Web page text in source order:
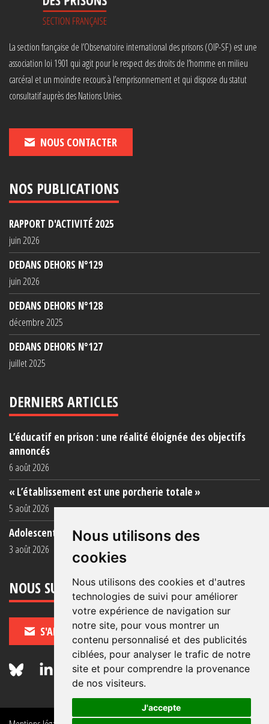
Nous utilisons des
cookies
Nous utilisons des cookies et d'autres
technologies de suivi pour améliorer
votre expérience de navigation sur
notre site, pour vous montrer un
contenu personnalisé et des publicités
ciblées, pour analyser le trafic de notre
site et pour comprendre la provenance
de nos visiteurs.
J'accepte
La section française de l’Observatoire international des prisons (OIP-SF) est une
association loi 1901 qui agit pour le respect des droits de l’homme en milieu
carcéral et un moindre recours à l’emprisonnement et qui dispose du statut
consultatif auprès des Nations Unies.
NOUS CONTACTER
NOS PUBLICATIONS
RAPPORT D'ACTIVITÉ 2025
juin 2026
DEDANS DEHORS N°129
juin 2026
DEDANS DEHORS N°128
décembre 2025
DEDANS DEHORS N°127
juillet 2025
DERNIERS ARTICLES
L’éducatif en prison : une réalité éloignée des objectifs
annoncés
6 août 2026
« L’établissement est une porcherie totale »
5 août 2026
Adolescent·es incarcéré·es : une faillite collective
3 août 2026
NOUS SUIVRE
S'ABONNER